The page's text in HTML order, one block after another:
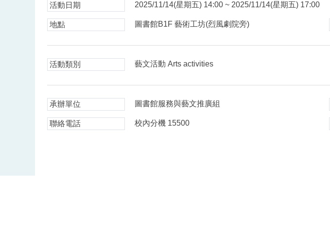
活動日期 2025/11/14(星期五) 14:00 ~ 2025/11/14(星期五) 17:00
地點 圖書館B1F 藝術工坊(烈風劇院旁)
活動類別 藝文活動 Arts activities
承辦單位 圖書館服務與藝文推廣組
聯絡電話 校內分機 15500